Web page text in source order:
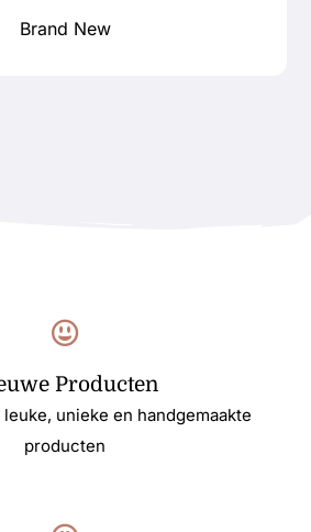
Brand New
Producten
unieke en handgemaakte
producten